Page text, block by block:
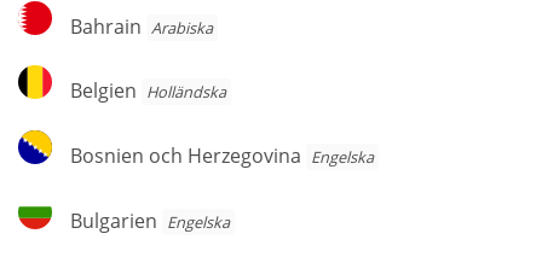
Bahrain
Bahrain Arabiska
Belgien
Belgien Holländska
Bosnien
och
Bosnien och Herzegovina Engelska
Bulgarien
Bulgarien Engelska